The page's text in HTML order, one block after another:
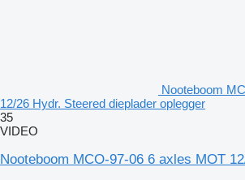
Nooteboom
12/26 Hydr. Steered dieplader oplegger
35
VIDEO
Nooteboom MCO-97-06 6 axles MOT